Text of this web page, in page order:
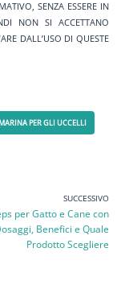
SENZA ESSERE IN
NON SI ACCETTANO
DALL’USO DI QUESTE
PER GLI UCCELLI
SUCCESSIVO
per Gatto e Cane con
Benefici e Quale
Prodotto Scegliere